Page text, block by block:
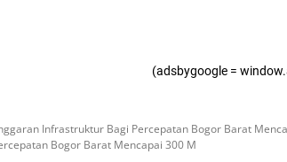
(adsbygoogle =
Infrastruktur Bagi Percepatan Bogor Barat
Bogor Barat Mencapai 300 M